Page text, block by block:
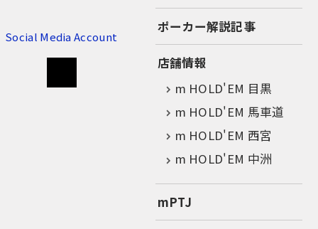
Social Media Account
ポーカー解説記事
店舗情報
m HOLD'EM 目黒
m HOLD'EM 馬車道
m HOLD'EM 西宮
m HOLD'EM 中洲
mPTJ